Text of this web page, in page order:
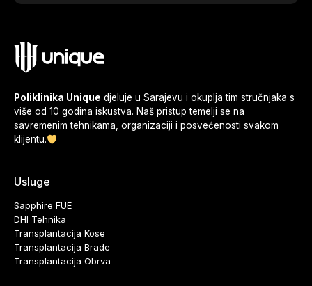
Poliklinika Unique djeluje u Sarajevu i okuplja tim stručnjaka s
više od 10 godina iskustva. Naš pristup temelji se na
savremenim tehnikama, organizaciji i posvećenosti svakom
klijentu.
Usluge
Sapphire FUE
DHI Tehnika
Transplantacija Kose
Transplantacija Brade
Transplantacija Obrva